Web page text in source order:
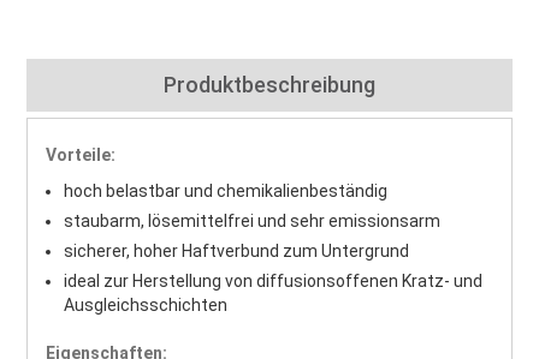
Produktbeschreibung
Vorteile:
hoch belastbar und chemikalienbeständig
staubarm, lösemittelfrei und sehr emissionsarm
sicherer, hoher Haftverbund zum Untergrund
ideal zur Herstellung von diffusionsoffenen Kratz- und
Ausgleichsschichten
Eigenschaften: